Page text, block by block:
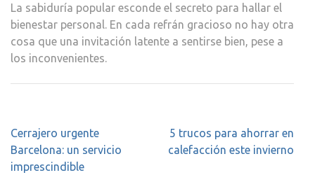
La sabiduría popular esconde el secreto para hallar el
bienestar personal. En cada refrán gracioso no hay otra
cosa que una invitación latente a sentirse bien, pese a
los inconvenientes.
Navegación
de
entradas
Cerrajero urgente
Barcelona: un servicio
imprescindible
5 trucos para ahorrar en
calefacción este invierno